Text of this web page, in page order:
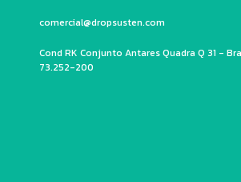
comercial@dropsusten.com
Cond RK Conjunto Antares Quadra Q 31 -
73.252-200